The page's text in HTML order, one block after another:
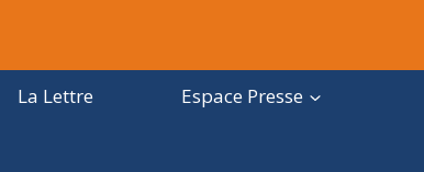
La Lettre Espace Presse